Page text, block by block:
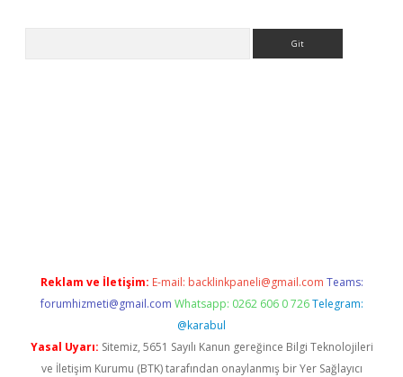
Reklam ve İletişim: E-mail: backlinkpaneli@gmail.com Teams:
forumhizmeti@gmail.com Whatsapp: 0262 606 0 726 Telegram:
@karabul
Yasal Uyarı: Sitemiz, 5651 Sayılı Kanun gereğince Bilgi Teknolojileri
ve İletişim Kurumu (BTK) tarafından onaylanmış bir Yer Sağlayıcı